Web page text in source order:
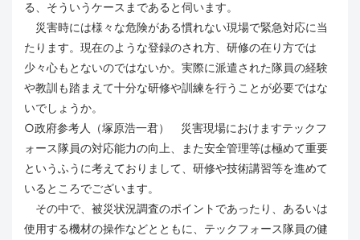
る、そういうケースまであると伺います。
災害時には様々な危険がある慣れない現場で緊急対応に当
たります。現在のような登録のされ方、研修の在り方では
少々心もとないのではないか。実際に派遣された隊員の経験
や教訓も踏まえて十分な研修や訓練を行うことが必要ではな
いでしょうか。
○政府参考人（塚原浩一君） 災害現場におけますテックフ
ォース隊員の対応能力の向上、また安全管理等は極めて重要
というふうに考えておりまして、研修や技術講習等を進めて
いるところでございます。
その中で、被災状況調査のポイントであったり、あるいは
使用する機材の操作などとともに、テックフォース隊員の健